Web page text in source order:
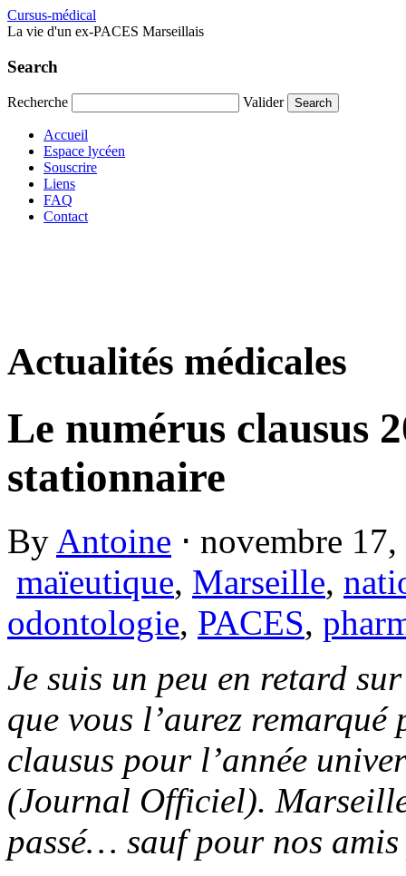
Cursus-médical
La vie d'un ex-PACES Marseillais
Search
Recherche Valider
Accueil
Espace lycéen
Souscrire
Liens
FAQ
Contact
Actualités médicales
Le numérus clausus
stationnaire
By Antoine ⋅ novembre
maïeutique, Marseille,
odontologie, PACES,
Je suis un peu en retard
que vous l’aurez
clausus pour l’année
(Journal Officiel).
passé… sauf pour nos